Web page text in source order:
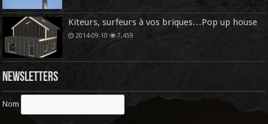
Kiteurs, surfeurs à vos briques…Pop up house
2014-09-10 7,459
Newsletters
Nom